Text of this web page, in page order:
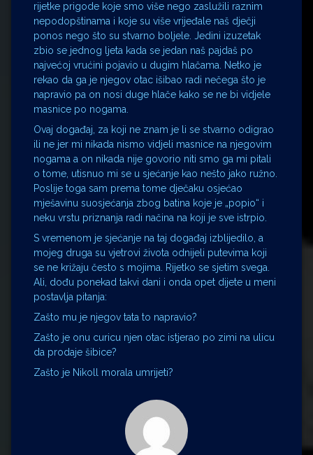
rijetke prigode koje smo više nego zaslužili raznim
nepodopštinama i koje su više vrijeđale naš dječji
ponos nego što su stvarno boljele. Jedini izuzetak
zbio se jednog ljeta kada se jedan naš pajdaš po
najvećoj vrućini pojavio u dugim hlačama. Netko je
rekao da ga je njegov otac išibao radi nečega što je
napravio pa on nosi duge hlače kako se ne bi vidjele
masnice po nogama.
Ovaj događaj, za koji ne znam je li se stvarno odigrao
ili ne jer mi nikada nismo vidjeli masnice na njegovim
nogama a on nikada nije govorio niti smo ga mi pitali
o tome, utisnuo mi se u sjećanje kao nešto jako ružno.
Poslije toga sam prema tome dječaku osjećao
mješavinu suosjećanja zbog batina koje je „popio“ i
neku vrstu priznanja radi načina na koji je sve istrpio.
S vremenom je sjećanje na taj događaj izblijedilo, a
mojeg druga su vjetrovi života odnijeli putevima koji
se ne križaju često s mojima. Rijetko se sjetim svega.
Ali, dođu ponekad takvi dani i onda opet dijete u meni
postavlja pitanja:
Zašto mu je njegov tata to napravio?
Zašto je onu curicu njen otac istjerao po zimi na ulicu
da prodaje šibice?
Zašto je Nikoll morala umrijeti?